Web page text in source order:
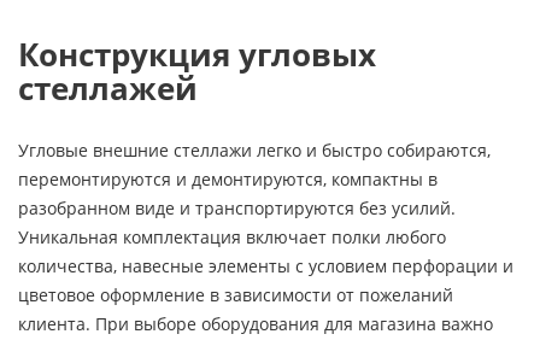
Конструкция угловых
стеллажей
Угловые внешние стеллажи легко и быстро собираются,
перемонтируются и демонтируются, компактны в
разобранном виде и транспортируются без усилий.
Уникальная комплектация включает полки любого
количества, навесные элементы с условием перфорации и
цветовое оформление в зависимости от пожеланий
клиента. При выборе оборудования для магазина важно